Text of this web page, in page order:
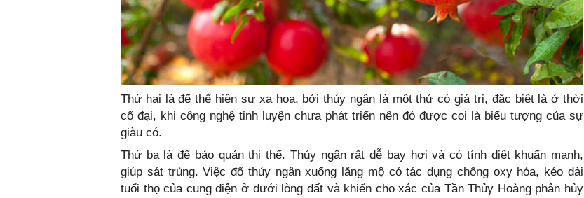
Thứ hai là để thể hiện sự xa hoa, bởi thủy ngân là một thứ có giá trị, đặc biệt là ở thời
cổ đại, khi công nghệ tinh luyện chưa phát triển nên đó được coi là biểu tượng của sự
giàu có.
Thứ ba là để bảo quản thi thể. Thủy ngân rất dễ bay hơi và có tính diệt khuẩn mạnh,
giúp sát trùng. Việc đổ thủy ngân xuống lăng mộ có tác dụng chống oxy hóa, kéo dài
tuổi thọ của cung điện ở dưới lòng đất và khiến cho xác của Tần Thủy Hoàng phân hủy